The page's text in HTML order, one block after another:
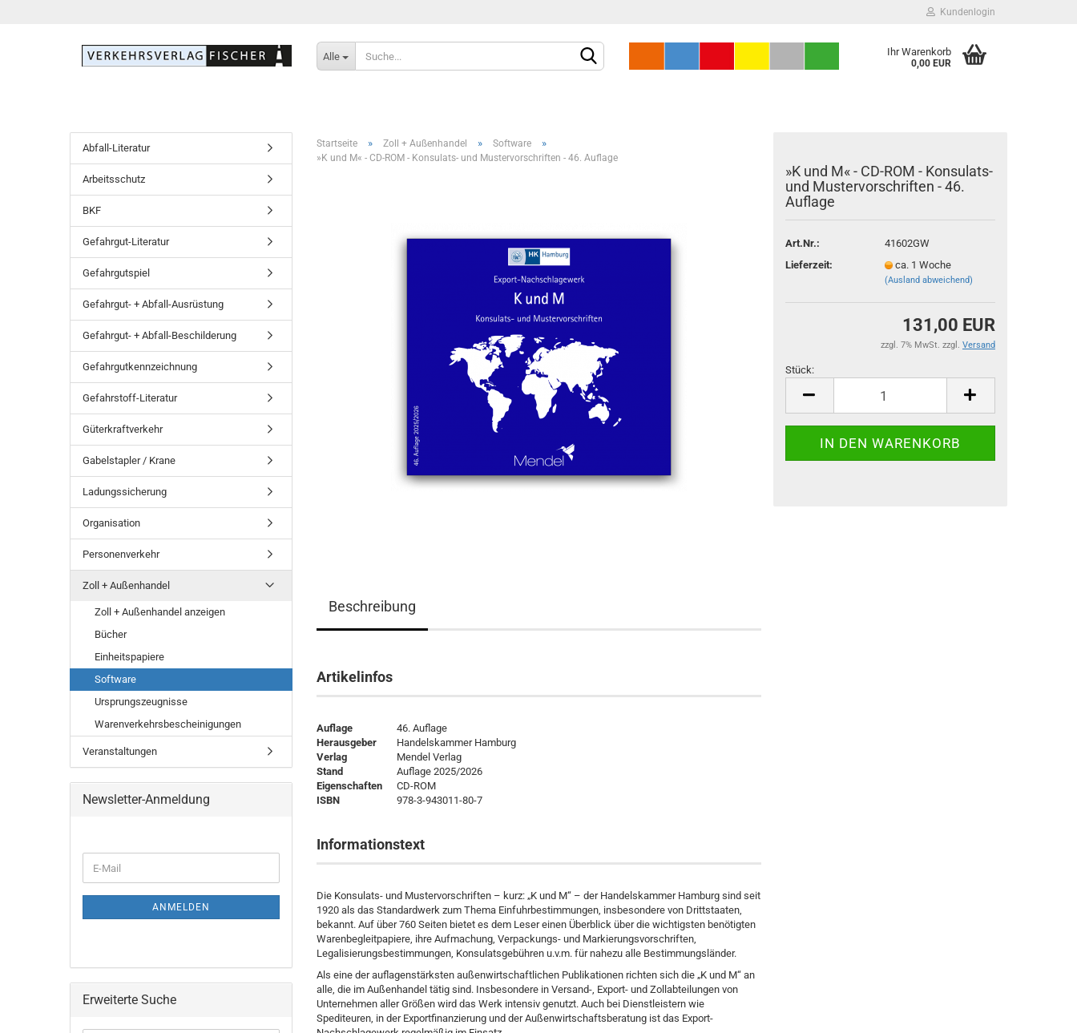
Kundenlogin
Alle Ihr Warenkorb
0,00 EUR
Startseite » Zoll + Außenhandel » Software »
»K und M« - CD-ROM - Konsulats- und Mustervorschriften - 46. Auflage
»K und M« - CD-ROM - Konsulats-
und Mustervorschriften - 46.
Auflage
Art.Nr.:
41602GW
Lieferzeit:
ca. 1 Woche
(Ausland abweichend)
131,00 EUR
zzgl. 7% MwSt. zzgl. Versand
Stück:
Stück
Beschreibung
Artikelinfos
Auflage
46. Auflage
Herausgeber
Handelskammer Hamburg
Verlag
Mendel Verlag
Stand
Auflage 2025/2026
Eigenschaften
CD-ROM
ISBN
978-3-943011-80-7
Informationstext
Die Konsulats- und Mustervorschriften – kurz: „K und M“ – der Handelskammer Hamburg sind seit
1920 als das Standardwerk zum Thema Einfuhrbestimmungen, insbesondere von Drittstaaten,
bekannt. Auf über 760 Seiten bietet es dem Leser einen Überblick über die wichtigsten benötigten
Warenbegleitpapiere, ihre Aufmachung, Verpackungs- und Markierungsvorschriften,
Legalisierungsbestimmungen, Konsulatsgebühren u.v.m. für nahezu alle Bestimmungsländer.
Als eine der auflagenstärksten außenwirtschaftlichen Publikationen richten sich die „K und M“ an
alle, die im Außenhandel tätig sind. Insbesondere in Versand-, Export- und Zollabteilungen von
Unternehmen aller Größen wird das Werk intensiv genutzt. Auch bei Dienstleistern wie
Spediteuren, in der Exportfinanzierung und der Außenwirtschaftsberatung ist das Export-
Abfall-Literatur
Arbeitsschutz
BKF
Gefahrgut-Literatur
Gefahrgutspiel
Gefahrgut- + Abfall-Ausrüstung
Gefahrgut- + Abfall-Beschilderung
Gefahrgutkennzeichnung
Gefahrstoff-Literatur
Güterkraftverkehr
Gabelstapler / Krane
Ladungssicherung
Organisation
Personenverkehr
Zoll + Außenhandel
Zoll + Außenhandel anzeigen
Bücher
Einheitspapiere
Software
Ursprungszeugnisse
Warenverkehrsbescheinigungen
Veranstaltungen
Newsletter-Anmeldung
ANMELDEN
Erweiterte Suche